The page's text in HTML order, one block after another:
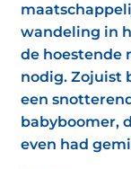
wandeling in
de hoestende
nodig. Zojuist
een
babyboomer,
even had